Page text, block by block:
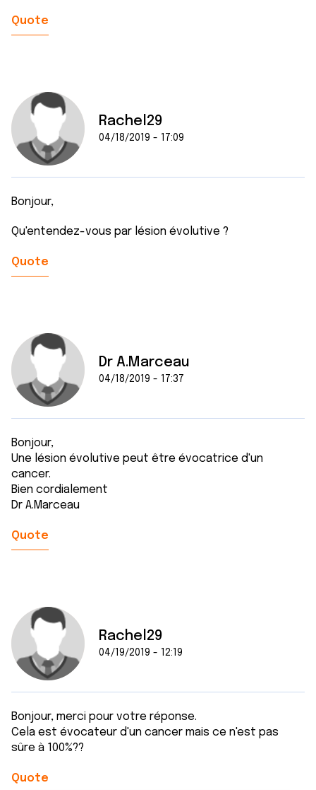
Quote
Rachel29
04/18/2019 - 17:09
Bonjour,
Qu'entendez-vous par lésion évolutive ?
Quote
Dr A.Marceau
04/18/2019 - 17:37
Bonjour,
Une lésion évolutive peut être évocatrice d'un
cancer.
Bien cordialement
Dr A.Marceau
Quote
Rachel29
04/19/2019 - 12:19
Bonjour, merci pour votre réponse.
Cela est évocateur d'un cancer mais ce n'est pas
sûre à 100%??
Quote